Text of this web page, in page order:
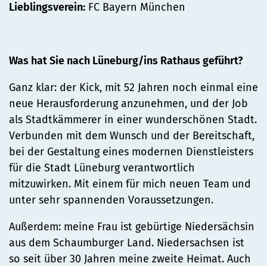
Lieblingsverein: FC Bayern München
Was hat Sie nach Lüneburg/ins Rathaus geführt?
Ganz klar: der Kick, mit 52 Jahren noch einmal eine
neue Herausforderung anzunehmen, und der Job
als Stadtkämmerer in einer wunderschönen Stadt.
Verbunden mit dem Wunsch und der Bereitschaft,
bei der Gestaltung eines modernen Dienstleisters
für die Stadt Lüneburg verantwortlich
mitzuwirken. Mit einem für mich neuen Team und
unter sehr spannenden Voraussetzungen.
Außerdem: meine Frau ist gebürtige Niedersächsin
aus dem Schaumburger Land. Niedersachsen ist
so seit über 30 Jahren meine zweite Heimat. Auch